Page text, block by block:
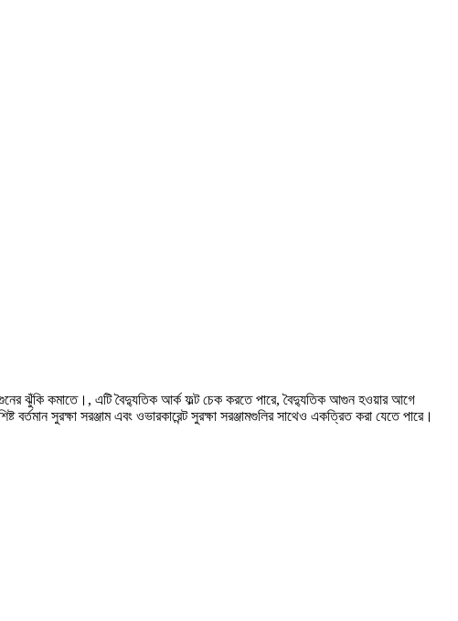
ঝুঁকি কমাতে।, এটি বৈদ্যুতিক আর্ক ফল্ট চেক করতে পারে, বৈদ্যুতিক আগুন হওয়ার আগে
সুরক্ষা সরঞ্জাম এবং ওভারকারেন্ট সুরক্ষা সরঞ্জামগুলির সাথেও একত্রিত করা যেতে পারে।